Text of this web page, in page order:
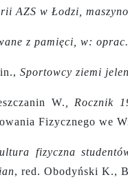
AZS w Łodzi,
z pamięci, w:
Sportowcy ziemi
W. Rocznik
Fizycznego we
fizyczna
, red. Obodyński K.,